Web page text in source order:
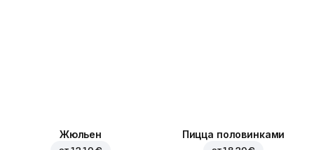
Жюльен Пицца половинками